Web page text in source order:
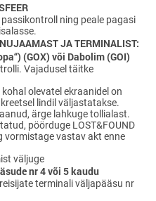
ning peale pagasi
JA TERMINALIST:
(GOX) või Dabolim (GOI)
Vajadusel täitke
olevatel ekraanidel on
lindil väljastatakse.
ärge lahkuge tollialast.
pöörduge LOST&FOUND
vormistage vastav akt enne
väljuge
nr 4 või 5 kaudu
terminali väljapääsu nr